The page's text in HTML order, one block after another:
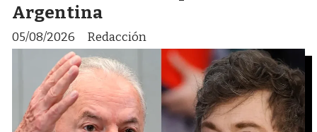
Argentina
Redacción
05/08/2026